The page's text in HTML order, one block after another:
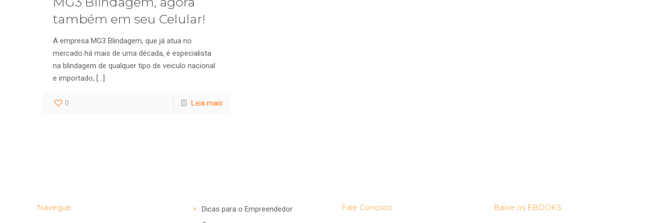
também em seu Celular!
A empresa MG3 Blindagem, que já atua no
mercado há mais de uma década, é especialista
na blindagem de qualquer tipo de veiculo nacional
e importado, […]
0 Leia mais
Navegue
Dicas para o Empreendedor
Fale Conosco Baixe os EBOOKS